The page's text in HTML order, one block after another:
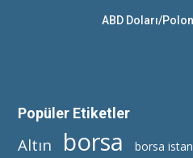
ABD Doları/
Popüler Etiketler
Altın borsa borsa